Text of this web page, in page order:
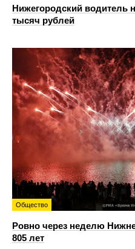
Нижегородский водитель
тысяч рублей
Общество
Ровно через неделю
805 лет